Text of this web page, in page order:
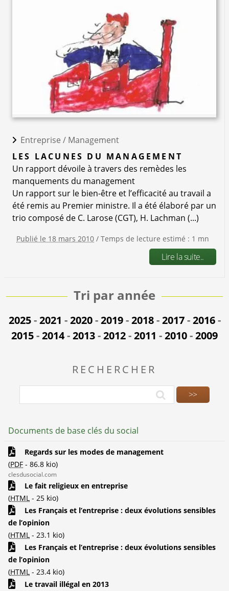
Entreprise / Management
LES LACUNES DU MANAGEMENT
Un rapport dévoile à travers des remèdes les
manquements du management
Un rapport sur le bien-être et l’efficacité au travail a
été remis au Premier ministre. Il a été élaboré par un
trio composé de C. Larose (CGT), H. Lachman (...)
Publié le 18 mars 2010 / Temps de lecture estimé : 1 mn
Lire la suite..
Tri par année
2025-2021 -2020-2019-2018-2017-2016-
2015-2014-2013-2012-2011 -2010-2009
RECHERCHER
Documents de base clés du social
Regards sur les modes de management
(PDF - 86.8 kio)
clesdusocial.com
Le fait religieux en entreprise
(HTML - 25 kio)
Les Français et l’entreprise : deux évolutions sensibles
de l’opinion
(HTML - 23.1 kio)
Les Français et l’entreprise : deux évolutions sensibles
de l’opinion
(HTML - 23.4 kio)
Le travail illégal en 2013